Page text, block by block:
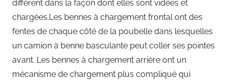
diffèrent dans la façon dont elles sont vidées et
chargées.Les bennes à chargement frontal ont des
fentes de chaque côté de la poubelle dans lesquelles
un camion à benne basculante peut coller ses pointes
avant. Les bennes à chargement arrière ont un
mécanisme de chargement plus compliqué qui